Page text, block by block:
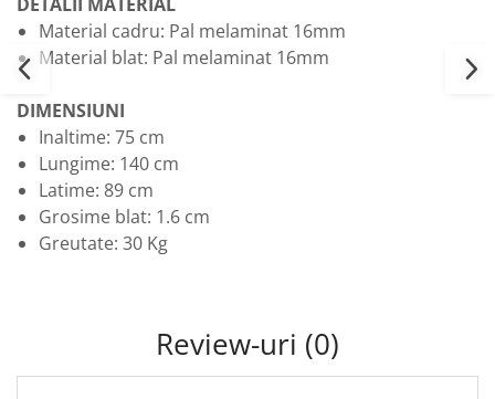
Material cadru: Pal melaminat 16mm
Material blat: Pal melaminat 16mm
DIMENSIUNI
Inaltime: 75 cm
Lungime: 140 cm
Latime: 89 cm
Grosime blat: 1.6 cm
Greutate: 30 Kg
Review-uri (0)